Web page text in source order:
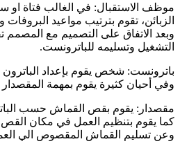
موظف الاستقبال: في الغالب فتاة او
الزبائن، تقوم بترتيب مواعيد
وبعد الاتفاق على التصميم مع المصمم
التشغيل وتسليمه للباترونست.
باترونست: شخص يقوم بإعداد
وفي أحيان كثيرة يقوم بمهمة المقصدار
مقصدار: يقوم بقص القماش حسب
كما يقوم بتنظيم العمل في مكان
وعن تسليم القماش المقصوص الي